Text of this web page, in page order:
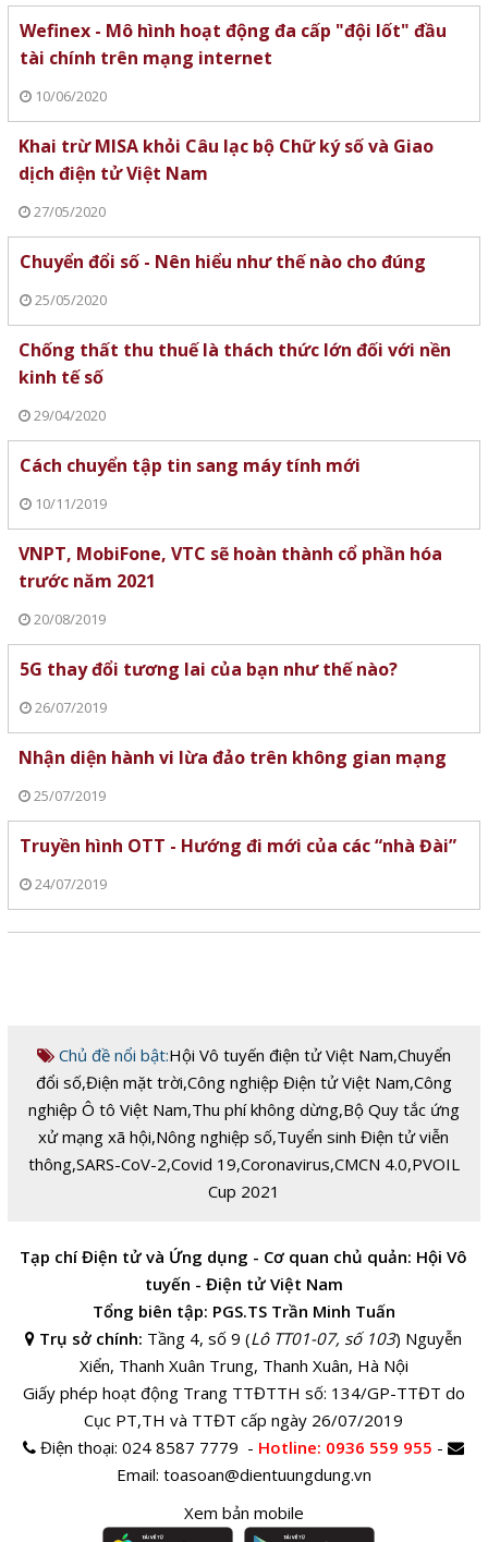
Wefinex - Mô hình hoạt động đa cấp "đội lốt" đầu
tài chính trên mạng internet
10/06/2020
Khai trừ MISA khỏi Câu lạc bộ Chữ ký số và Giao
dịch điện tử Việt Nam
27/05/2020
Chuyển đổi số - Nên hiểu như thế nào cho đúng
25/05/2020
Chống thất thu thuế là thách thức lớn đối với nền
kinh tế số
29/04/2020
Cách chuyển tập tin sang máy tính mới
10/11/2019
VNPT, MobiFone, VTC sẽ hoàn thành cổ phần hóa
trước năm 2021
20/08/2019
5G thay đổi tương lai của bạn như thế nào?
26/07/2019
Nhận diện hành vi lừa đảo trên không gian mạng
25/07/2019
Truyền hình OTT - Hướng đi mới của các “nhà Đài”
24/07/2019
Chủ đề nổi bật:Hội Vô tuyến điện tử Việt Nam,Chuyển
đổi số,Điện mặt trời,Công nghiệp Điện tử Việt Nam,Công
nghiệp Ô tô Việt Nam,Thu phí không dừng,Bộ Quy tắc ứng
xử mạng xã hội,Nông nghiệp số,Tuyển sinh Điện tử viễn
thông,SARS-CoV-2,Covid 19,Coronavirus,CMCN 4.0,PVOIL
Cup 2021
Tạp chí Điện tử và Ứng dụng - Cơ quan chủ quản: Hội Vô
tuyến - Điện tử Việt Nam
Tổng biên tập: PGS.TS Trần Minh Tuấn
Trụ sở chính: Tầng 4, số 9 (Lô TT01-07, số 103) Nguyễn
Xiển, Thanh Xuân Trung, Thanh Xuân, Hà Nội
Giấy phép hoạt động Trang TTĐTTH số: 134/GP-TTĐT do
Cục PT,TH và TTĐT cấp ngày 26/07/2019
Điện thoại:024 8587 7779 - Hotline: 0936 559 955 -
Email: toasoan@dientuungdung.vn
Xem bản mobile